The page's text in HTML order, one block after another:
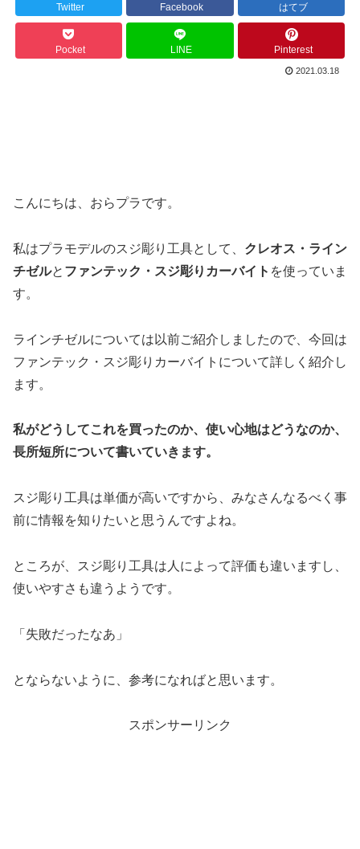
Twitter Facebook はてブ
Pocket LINE Pinterest
2021.03.18
こんにちは、おらプラです。
私はプラモデルのスジ彫り工具として、 クレオス・ライン
チゼルと ファンテック・スジ彫りカーバイト を使っていま
す。
ラインチゼルについては以前ご紹介しましたので、今回は
ファンテック・スジ彫りカーバイトについて詳しく紹介し
ます。
私がどうしてこれを買ったのか、使い心地はどうなのか、
長所短所について書いていきます。
スジ彫り工具は単価が高いですから、みなさんなるべく事
前に情報を知りたいと思うんですよね。
ところが、スジ彫り工具は人によって評価も違いますし、
使いやすさも違うようです。
「失敗だったなあ」
とならないように、参考になればと思います。
スポンサーリンク